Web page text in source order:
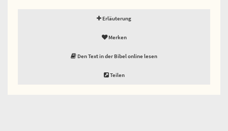
Erläuterung
Merken
Den Text in der Bibel online lesen
Teilen